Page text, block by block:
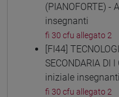
(PIANOFORTE) -
insegnanti
fi 30 cfu allegato 2
[FI44]
SECONDARIA DI
iniziale insegnanti
fi 30 cfu allegato 2